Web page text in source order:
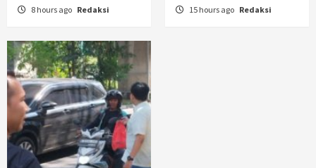
8 hours ago Redaksi 15 hours ago Redaksi